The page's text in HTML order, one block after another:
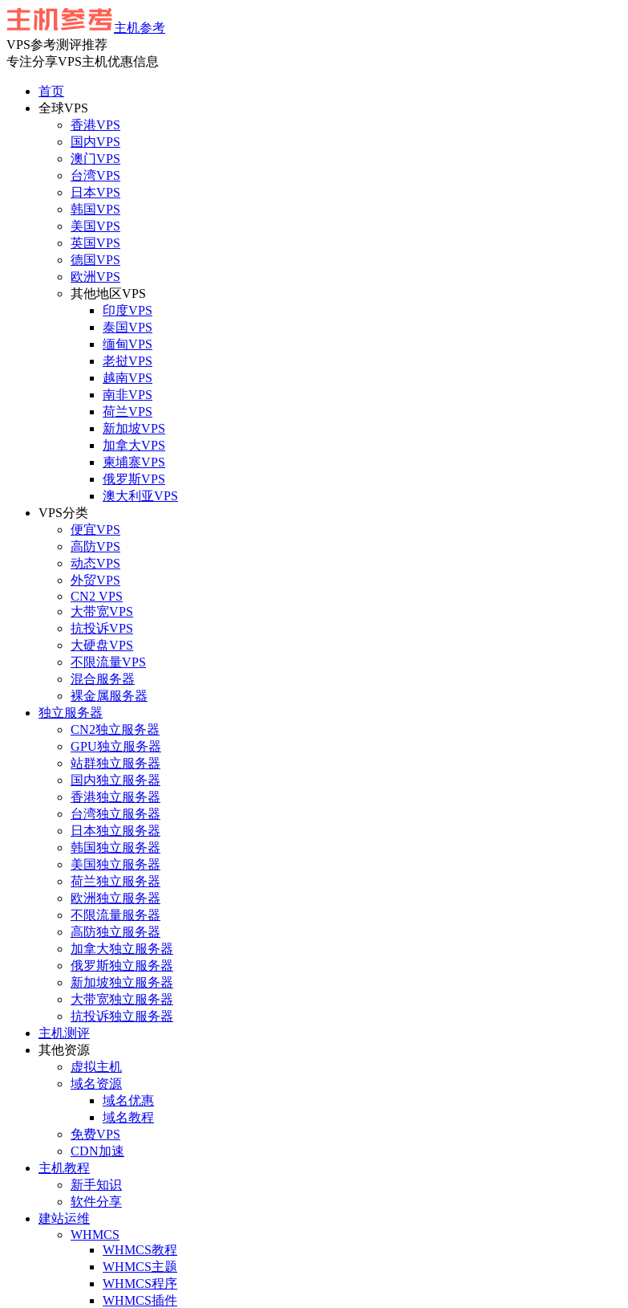
主机参考
VPS参考测评推荐
专注分享VPS主机优惠信息
首页
全球VPS
香港VPS
国内VPS
澳门VPS
台湾VPS
日本VPS
韩国VPS
美国VPS
英国VPS
德国VPS
欧洲VPS
其他地区VPS
印度VPS
泰国VPS
缅甸VPS
老挝VPS
越南VPS
南非VPS
荷兰VPS
新加坡VPS
加拿大VPS
柬埔寨VPS
俄罗斯VPS
澳大利亚VPS
VPS分类
便宜VPS
高防VPS
动态VPS
外贸VPS
CN2 VPS
大带宽VPS
抗投诉VPS
大硬盘VPS
不限流量VPS
混合服务器
裸金属服务器
独立服务器
CN2独立服务器
GPU独立服务器
站群独立服务器
国内独立服务器
香港独立服务器
台湾独立服务器
日本独立服务器
韩国独立服务器
美国独立服务器
荷兰独立服务器
欧洲独立服务器
不限流量服务器
高防独立服务器
加拿大独立服务器
俄罗斯独立服务器
新加坡独立服务器
大带宽独立服务器
抗投诉独立服务器
主机测评
其他资源
虚拟主机
域名资源
域名优惠
域名教程
免费VPS
CDN加速
主机教程
新手知识
软件分享
建站运维
WHMCS
WHMCS教程
WHMCS主题
WHMCS程序
WHMCS插件